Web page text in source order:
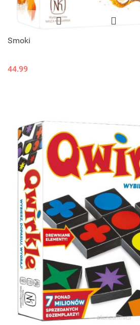
Smoki
44.99